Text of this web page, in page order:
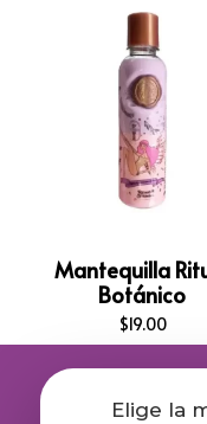
Mantequilla
Botánico
$19.00
Elige la